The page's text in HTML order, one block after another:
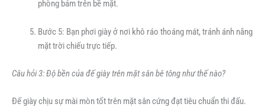
phòng bám trên bề mặt.
Bước 5: Bạn phơi giày ở nơi khô ráo thoáng mát, tránh ánh nắng
mặt trời chiếu trực tiếp.
Câu hỏi 3: Độ bền của đế giày trên mặt sân bê tông như thế nào?
Đế giày chịu sự mài mòn tốt trên mặt sân cứng đạt tiêu chuẩn thi đấu.